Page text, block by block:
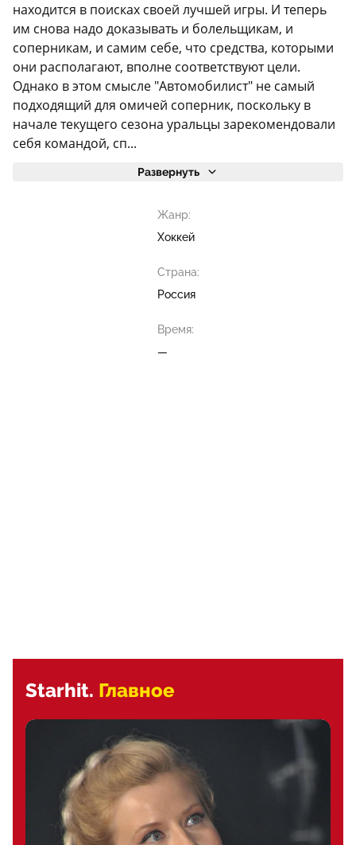
находится в поисках своей лучшей игры. И теперь
им снова надо доказывать и болельщикам, и
соперникам, и самим себе, что средства, которыми
они располагают, вполне соответствуют цели.
Однако в этом смысле "Автомобилист" не самый
подходящий для омичей соперник, поскольку в
начале текущего сезона уральцы зарекомендовали
себя командой, сп...
Развернуть
Жанр:
Хоккей
Страна:
Россия
Время:
—
Starhit. Главное